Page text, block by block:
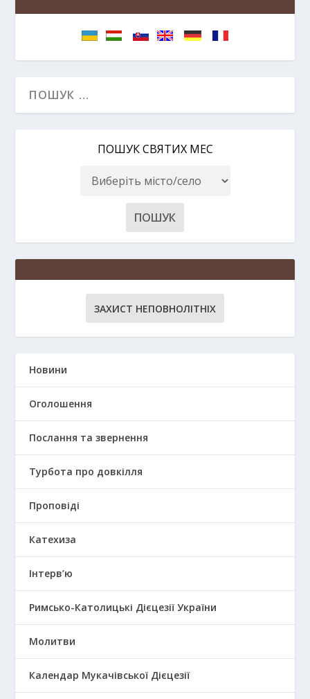
ПОШУК СВЯТИХ МЕС
ЗАХИСТ НЕПОВНОЛІТНІХ
Новини
Оголошення
Послання та звернення
Турбота про довкілля
Проповіді
Катехиза
Інтерв’ю
Римсько-Католицькі Дієцезії України
Молитви
Календар Мукачівської Дієцезії